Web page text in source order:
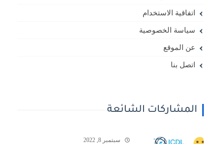
اتفاقية الاستخدام
سياسة الخصوصية
عن الموقع
اتصل بنا
المشاركات الشائعة
سبتمبر 8, 2022